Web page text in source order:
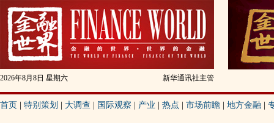
2026年8月8日 星期六 新华通讯社主管
首页 特别策划 大调查 国际观察 产业 热点 市场前瞻 地方金融